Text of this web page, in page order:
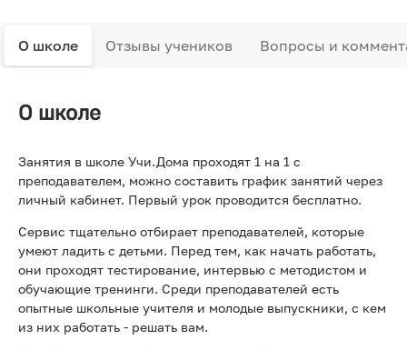
О школе Отзывы учеников Вопросы и
О школе
Занятия в школе Учи.Дома проходят 1 на 1 с
преподавателем, можно составить график занятий через
личный кабинет. Первый урок проводится бесплатно.
Сервис тщательно отбирает преподавателей, которые
умеют ладить с детьми. Перед тем, как начать работать,
они проходят тестирование, интервью с методистом и
обучающие тренинги. Среди преподавателей есть
опытные школьные учителя и молодые выпускники, с кем
из них работать - решать вам.